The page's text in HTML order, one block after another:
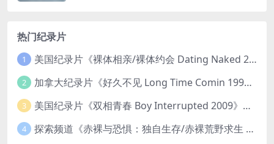
热门纪录片
1 美国纪录片《裸体相亲/裸体约会 Dating Naked 2014-2016》第1-3季全33集 英语中英双字 无水印纯净版 1080P/MKV/85.6G 裸体相亲真人秀
2 加拿大纪录片《好久不见 Long Time Comin 1993》英语中英双字 官方纯净版 1080P/MKV/1G 女同性艺术家
3 美国纪录片《双相青春 Boy Interrupted 2009》英语中英双字 官方纯净版 1080P/MKV/1.43G 青少年躁郁症
4 探索频道《赤裸与恐惧：独自生存/赤裸荒野求生 Naked and Afraid: Solo 2023》第一季全8集 英语中英双字 官方纯净版 高码1080P/MKV/45.4G